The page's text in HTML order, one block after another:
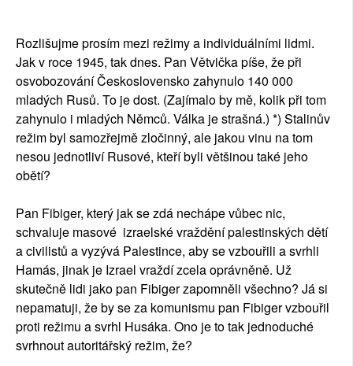
Rozlišujme prosím mezi režimy a individuálními lidmi.
Jak v roce 1945, tak dnes. Pan Větvička píše, že při
osvobozování Československo zahynulo 140 000
mladých Rusů. To je dost. (Zajímalo by mě, kolik při tom
zahynulo i mladých Němců. Válka je strašná.) *) Stalinův
režim byl samozřejmě zločinný, ale jakou vinu na tom
nesou jednotliví Rusové, kteří byli většinou také jeho
obětí?
Pan Fibiger, který jak se zdá nechápe vůbec nic,
schvaluje masové izraelské vraždění palestinských dětí
a civilistů a vyzývá Palestince, aby se vzbouřili a svrhli
Hamás, jinak je Izrael vraždí zcela oprávněně. Už
skutečně lidi jako pan Fibiger zapomněli všechno? Já si
nepamatuji, že by se za komunismu pan Fibiger vzbouřil
proti režimu a svrhl Husáka. Ono je to tak jednoduché
svrhnout autoritářský režim, že?